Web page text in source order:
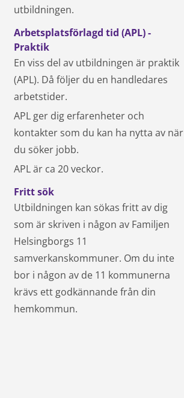
utbildningen.
Arbetsplatsförlagd tid (APL) -
Praktik
En viss del av utbildningen är praktik
(APL). Då följer du en handledares
arbetstider.
APL ger dig erfarenheter och
kontakter som du kan ha nytta av när
du söker jobb.
APL är ca 20 veckor.
Fritt sök
Utbildningen kan sökas fritt av dig
som är skriven i någon av Familjen
Helsingborgs 11
samverkanskommuner. Om du inte
bor i någon av de 11 kommunerna
krävs ett godkännande från din
hemkommun.